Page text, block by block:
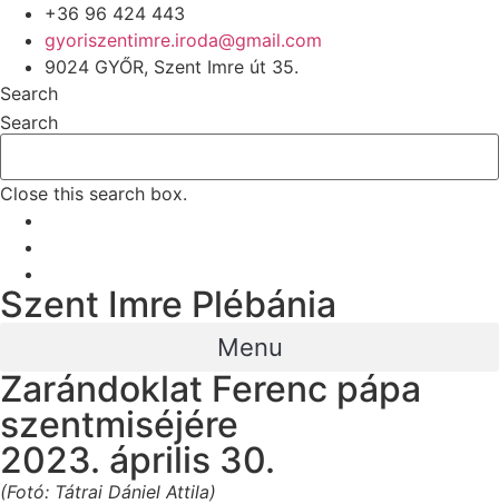
+36 96 424 443
gyoriszentimre.iroda@gmail.com
9024 GYŐR, Szent Imre út 35.
Search
Search
Close this search box.
Szent Imre Plébánia
Menu
Zarándoklat Ferenc pápa
szentmiséjére
2023. április 30.
(Fotó: Tátrai Dániel Attila)